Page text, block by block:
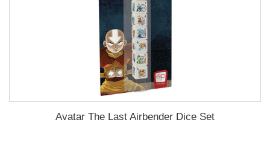
Avatar The Last Airbender Dice Set